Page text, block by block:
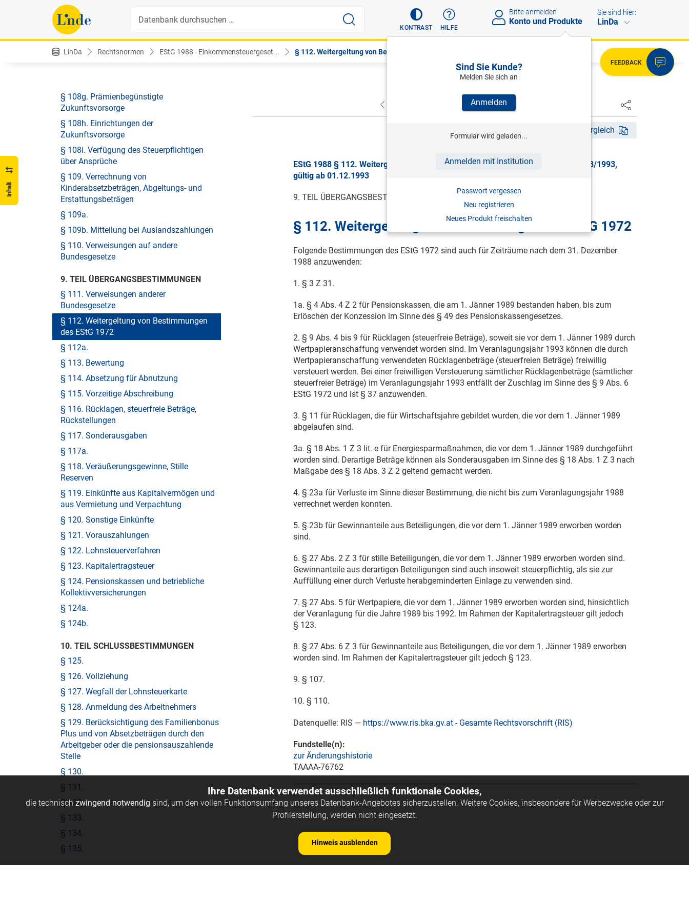
KONTRAST HILFE
Bitte anmelden
Konto und Produkte
Sind Sie Kunde?
Melden Sie sich an
Anmelden
Formular wird geladen...
Anmelden mit Institution
Passwort vergessen
Neu registrieren
Neues Produkt freischalten
Sie sind hier:
LinDa
LinDa Rechtsnormen EStG 1988 - Einkommensteuergeset... § 112. Weitergeltung von Bestimm...
FEEDBACK
Inhalt
§ 108d. Befristete Sonderprämien für die
katastrophenbedingte Ersatzbeschaffung
von Gebäuden und sonstigen
Wirtschaftsgütern
§ 108e. Befristete
§ 108g. Prämienbegünstigte
Zukunftsvorsorge
§ 108h. Einrichtungen der
Zukunftsvorsorge
§ 108i. Verfügung des Steuerpflichtigen
über Ansprüche
§ 109. Verrechnung von
Kinderabsetzbeträgen, Abgeltungs- und
Erstattungsbeträgen
§ 109a.
§ 109b. Mitteilung bei Auslandszahlungen
§ 110. Verweisungen auf andere
Bundesgesetze
9. TEIL ÜBERGANGSBESTIMMUNGEN
§ 111. Verweisungen anderer
Bundesgesetze
§ 112. Weitergeltung von Bestimmungen
des EStG 1972
§ 112a.
§ 113. Bewertung
§ 114. Absetzung für Abnutzung
§ 115. Vorzeitige Abschreibung
§ 116. Rücklagen, steuerfreie Beträge,
Rückstellungen
§ 117. Sonderausgaben
§ 117a.
§ 118. Veräußerungsgewinne, Stille
Reserven
§ 119. Einkünfte aus Kapitalvermögen und
aus Vermietung und Verpachtung
§ 120. Sonstige Einkünfte
§ 121. Vorauszahlungen
§ 122. Lohnsteuerverfahren
§ 123. Kapitalertragsteuer
§ 124. Pensionskassen und betriebliche
Kollektivversicherungen
§ 124a.
§ 124b.
10. TEIL SCHLUSSBESTIMMUNGEN
§ 125.
§ 126. Vollziehung
§ 127. Wegfall der Lohnsteuerkarte
§ 128. Anmeldung des Arbeitnehmers
§ 129. Berücksichtigung des Familienbonus
Plus und von Absetzbeträgen durch den
Arbeitgeber oder die pensionsauszahlende
Stelle
§ 130.
§ 131.
§ 132.
§ 133.
§ 134.
§ 135.
NÄCHSTER
Fassungsvergleich
EStG 1988 § 112. Weitergeltung von Bestimmungen des EStG 1972, BGBl. Nr. 818/1993,
gültig ab 01.12.1993
9. TEIL ÜBERGANGSBESTIMMUNGEN
§ 112. Weitergeltung von Bestimmungen des EStG 1972
Folgende Bestimmungen des EStG 1972 sind auch für Zeiträume nach dem 31. Dezember
1988 anzuwenden:
1. § 3 Z 31.
1a. § 4 Abs. 4 Z 2 für Pensionskassen, die am 1. Jänner 1989 bestanden haben, bis zum
Erlöschen der Konzession im Sinne des § 49 des Pensionskassengesetzes.
2. § 9 Abs. 4 bis 9 für Rücklagen (steuerfreie Beträge), soweit sie vor dem 1. Jänner 1989 durch
Wertpapieranschaffung verwendet worden sind. Im Veranlagungsjahr 1993 können die durch
Wertpapieranschaffung verwendeten Rücklagenbeträge (steuerfreien Beträge) freiwillig
versteuert werden. Bei einer freiwilligen Versteuerung sämtlicher Rücklagenbeträge (sämtlicher
steuerfreier Beträge) im Veranlagungsjahr 1993 entfällt der Zuschlag im Sinne des § 9 Abs. 6
EStG 1972 und ist § 37 anzuwenden.
3. § 11 für Rücklagen, die für Wirtschaftsjahre gebildet wurden, die vor dem 1. Jänner 1989
abgelaufen sind.
3a. § 18 Abs. 1 Z 3 lit. e für Energiesparmaßnahmen, die vor dem 1. Jänner 1989 durchgeführt
worden sind. Derartige Beträge können als Sonderausgaben im Sinne des § 18 Abs. 1 Z 3 nach
Maßgabe des § 18 Abs. 3 Z 2 geltend gemacht werden.
4. § 23a für Verluste im Sinne dieser Bestimmung, die nicht bis zum Veranlagungsjahr 1988
verrechnet werden konnten.
5. § 23b für Gewinnanteile aus Beteiligungen, die vor dem 1. Jänner 1989 erworben worden
sind.
6. § 27 Abs. 2 Z 3 für stille Beteiligungen, die vor dem 1. Jänner 1989 erworben worden sind.
Gewinnanteile aus derartigen Beteiligungen sind auch insoweit steuerpflichtig, als sie zur
Auffüllung einer durch Verluste herabgeminderten Einlage zu verwenden sind.
7. § 27 Abs. 5 für Wertpapiere, die vor dem 1. Jänner 1989 erworben worden sind, hinsichtlich
der Veranlagung für die Jahre 1989 bis 1992. Im Rahmen der Kapitalertragsteuer gilt jedoch
§ 123.
8. § 27 Abs. 6 Z 3 für Gewinnanteile aus Beteiligungen, die vor dem 1. Jänner 1989 erworben
worden sind. Im Rahmen der Kapitalertragsteuer gilt jedoch § 123.
9. § 107.
10. § 110.
Datenquelle: RIS — https://www.ris.bka.gv.at - Gesamte Rechtsvorschrift (RIS)
Fundstelle(n):
zur Änderungshistorie
TAAAA-76762
Ihre Datenbank verwendet ausschließlich funktionale Cookies,
die technischzwingend notwendig sind, um den vollen Funktionsumfang unseres Datenbank-Angebotes sicherzustellen. Weitere Cookies, insbesondere für Werbezwecke oder zur
Profilerstellung, werden nicht eingesetzt.
Hinweis ausblenden